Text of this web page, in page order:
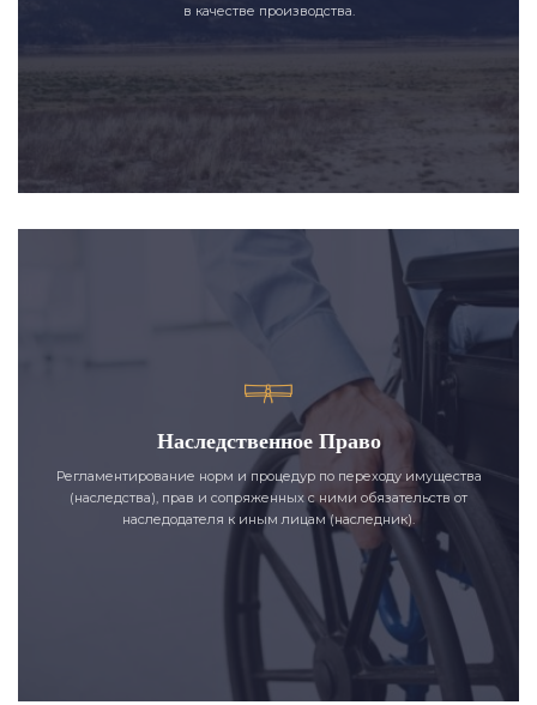
в качестве производства.
Наследственное Право
Регламентирование норм и процедур по переходу имущества
(наследства), прав и сопряженных с ними обязательств от
наследодателя к иным лицам (наследник).